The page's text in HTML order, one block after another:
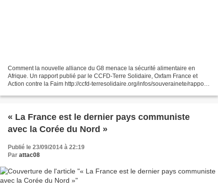
Comment la nouvelle alliance du G8 menace la sécurité alimentaire en
Afrique. Un rapport publié par le CCFD-Terre Solidaire, Oxfam France et
Action contre la Faim http://ccfd-terresolidaire.org/infos/souverainete/rapport-
« La France est le dernier pays communiste
avec la Corée du Nord »
Publié le 23/09/2014 à 22:19
Par attac08